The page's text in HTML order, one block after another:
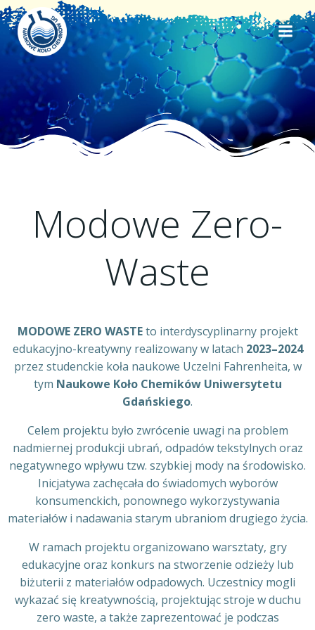
to
content
Modowe Zero-
Waste
MODOWE ZERO WASTEto interdyscyplinarny projekt
edukacyjno-kreatywny realizowany w latach 2023–2024
przez studenckie koła naukowe Uczelni Fahrenheita, w
tym Naukowe Koło Chemików Uniwersytetu
Gdańskiego.
Celem projektu było zwrócenie uwagi na problem
nadmiernej produkcji ubrań, odpadów tekstylnych oraz
negatywnego wpływu tzw. szybkiej mody na środowisko.
Inicjatywa zachęcała do świadomych wyborów
konsumenckich, ponownego wykorzystywania
materiałów i nadawania starym ubraniom drugiego życia.
W ramach projektu organizowano warsztaty, gry
edukacyjne oraz konkurs na stworzenie odzieży lub
biżuterii z materiałów odpadowych. Uczestnicy mogli
wykazać się kreatywnością, projektując stroje w duchu
zero waste, a także zaprezentować je podczas